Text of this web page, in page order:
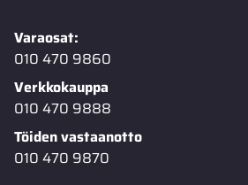
Varaosat:
010 470 9860
Verkkokauppa
010 470 9888
Töiden vastaanotto
010 470 9870